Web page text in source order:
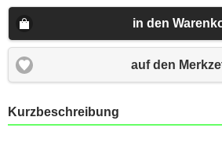
in den
auf den
Kurzbeschreibung